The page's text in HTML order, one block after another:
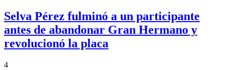
Selva Pérez fulminó a un participante
antes de abandonar Gran Hermano y
revolucionó la placa
4